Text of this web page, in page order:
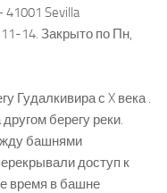
41001 Sevilla
14. Закрыто по Пн,
Гудалкивира с X века .
берегу реки.
башнями
доступ к
время в башне